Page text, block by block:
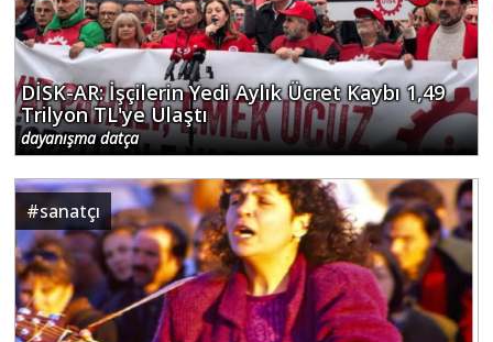
DİSK-AR: İşçilerin Yedi Aylık Ücret Kaybı 1,49
Trilyon TL'ye Ulaştı
dayanışma datça
#sanatçı